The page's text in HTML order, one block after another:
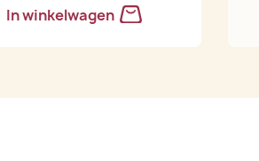
In winkelwagen